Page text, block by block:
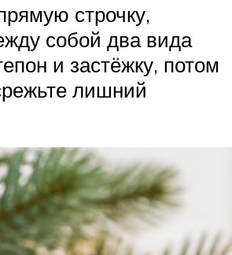
строчку,
собой два вида
и застёжку, потом
лишний